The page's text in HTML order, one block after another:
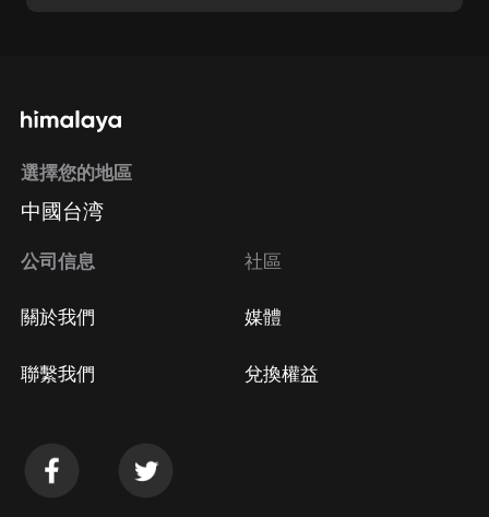
選擇您的地區
中國台湾
公司信息
關於我們
聯繫我們
社區
媒體
兌換權益